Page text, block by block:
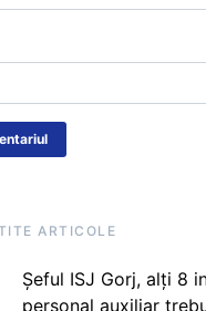
ARTICOLE
Șeful ISJ Gorj, alți 8
personal auxiliar